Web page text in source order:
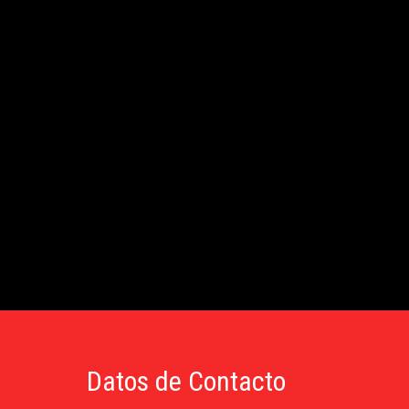
Datos de Contacto